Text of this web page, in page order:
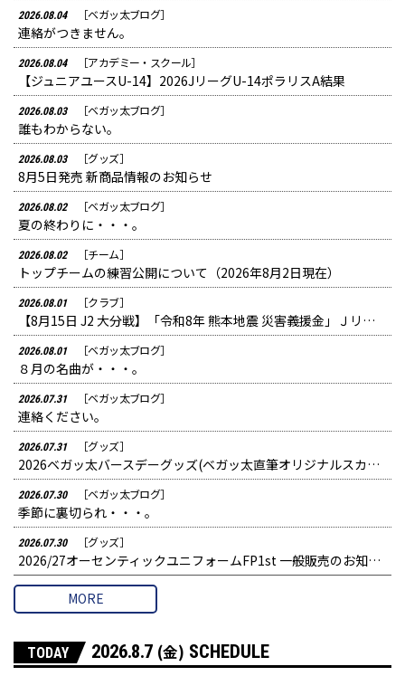
2026.08.04 ［ベガッ太ブログ］
連絡がつきません。
2026.08.04 ［アカデミー・スクール］
【ジュニアユースU-14】2026JリーグU-14ポラリスA結果
2026.08.03 ［ベガッ太ブログ］
誰もわからない。
2026.08.03 ［グッズ］
8月5日発売 新商品情報のお知らせ
2026.08.02 ［ベガッ太ブログ］
夏の終わりに・・・。
2026.08.02 ［チーム］
トップチームの練習公開について（2026年8月2日現在）
2026.08.01 ［クラブ］
【8月15日 J2 大分戦】「令和8年 熊本地震 災害義援金」Ｊリーグ TEAM AS ONE 募金活動実施のお知らせ
2026.08.01 ［ベガッ太ブログ］
８月の名曲が・・・。
2026.07.31 ［ベガッ太ブログ］
連絡ください。
2026.07.31 ［グッズ］
2026ベガッ太バースデーグッズ(ベガッ太直筆オリジナルスカジャン) お渡し日のお知らせ
2026.07.30 ［ベガッ太ブログ］
季節に裏切られ・・・。
2026.07.30 ［グッズ］
2026/27オーセンティックユニフォームFP1st 一般販売のお知らせ
MORE
TODAY 2026.8.7 (金) SCHEDULE